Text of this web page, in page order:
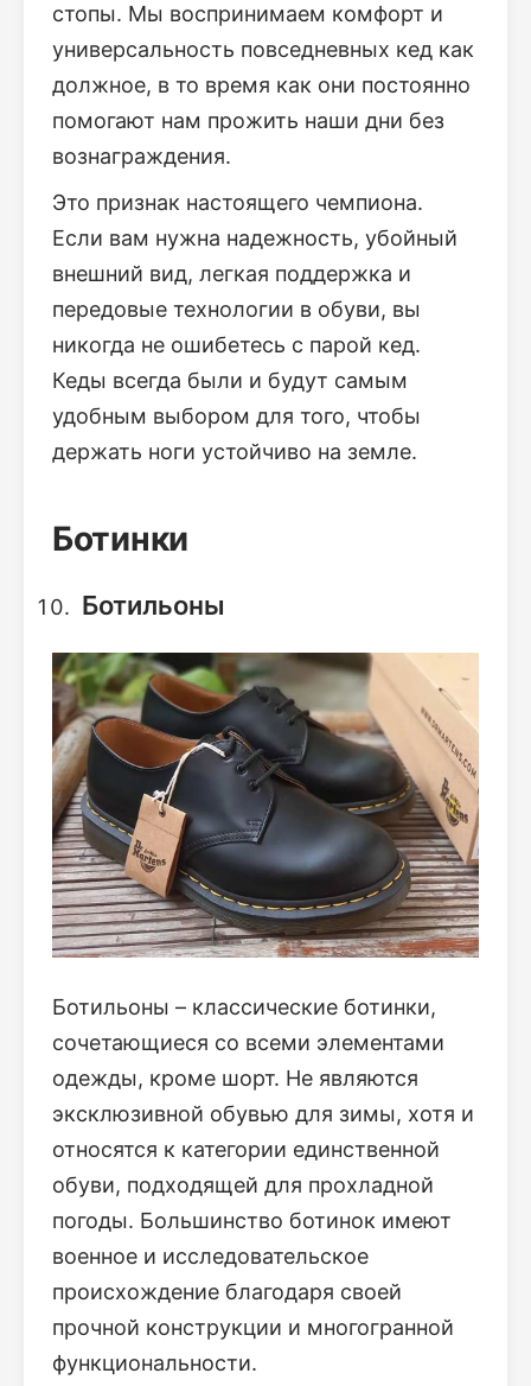
стопы. Мы воспринимаем комфорт и
универсальность повседневных кед как
должное, в то время как они постоянно
помогают нам прожить наши дни без
вознаграждения.
Это признак настоящего чемпиона.
Если вам нужна надежность, убойный
внешний вид, легкая поддержка и
передовые технологии в обуви, вы
никогда не ошибетесь с парой кед.
Кеды всегда были и будут самым
удобным выбором для того, чтобы
держать ноги устойчиво на земле.
Ботинки
Ботильоны
Ботильоны – классические ботинки,
сочетающиеся со всеми элементами
одежды, кроме шорт. Не являются
эксклюзивной обувью для зимы, хотя и
относятся к категории единственной
обуви, подходящей для прохладной
погоды. Большинство ботинок имеют
военное и исследовательское
происхождение благодаря своей
прочной конструкции и многогранной
функциональности.